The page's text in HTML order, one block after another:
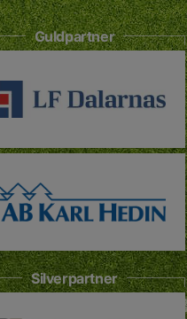
Guldpartner
Silverpartner